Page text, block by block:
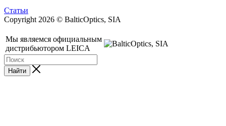
Статьи
Copyright 2026 © BalticOptics, SIA
Мы являемся официальным
дистрибьютором LEICA
Найти